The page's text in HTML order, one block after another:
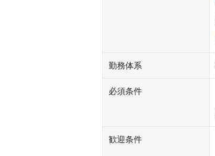
勤務体系
必須条件
歓迎条件